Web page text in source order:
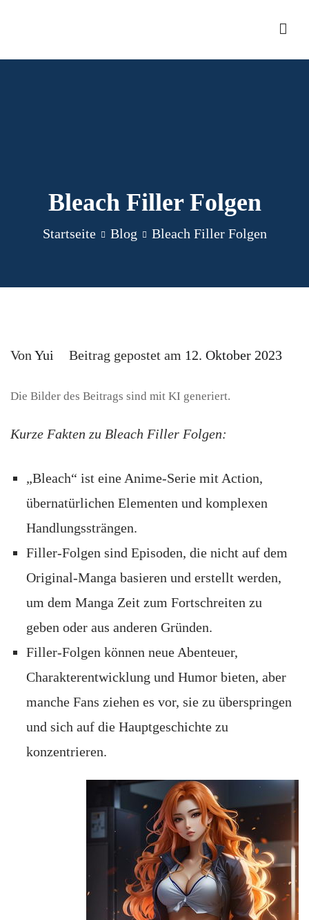
springen
Bleach Filler Folgen
Startseite Blog Bleach Filler Folgen
Von Yui Beitrag gepostet am 12. Oktober 2023
Die Bilder des Beitrags sind mit KI generiert.
Kurze Fakten zu Bleach Filler Folgen:
„Bleach“ ist eine Anime-Serie mit Action,
übernatürlichen Elementen und komplexen
Handlungssträngen.
Filler-Folgen sind Episoden, die nicht auf dem
Original-Manga basieren und erstellt werden,
um dem Manga Zeit zum Fortschreiten zu
geben oder aus anderen Gründen.
Filler-Folgen können neue Abenteuer,
Charakterentwicklung und Humor bieten, aber
manche Fans ziehen es vor, sie zu überspringen
und sich auf die Hauptgeschichte zu
konzentrieren.